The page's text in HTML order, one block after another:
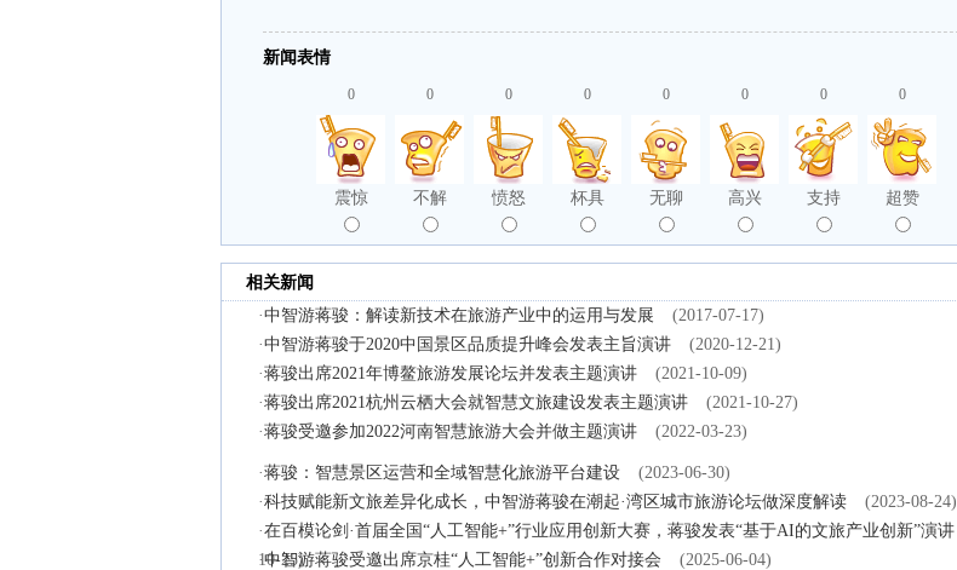
新闻表情
0
震惊
0
不解
0
愤怒
0
杯具
0
无聊
0
高兴
0
支持
0
超赞
相关新闻
·中智游蒋骏：解读新技术在旅游产业中的运用与发展
(2017-07-17)
·中智游蒋骏于2020中国景区品质提升峰会发表主旨演讲
(2020-12-21)
·蒋骏出席2021年博鳌旅游发展论坛并发表主题演讲
(2021-10-09)
·蒋骏出席2021杭州云栖大会就智慧文旅建设发表主题演讲
(2021-10-27)
·蒋骏受邀参加2022河南智慧旅游大会并做主题演讲 (2022-03-23)
·蒋骏：智慧景区运营和全域智慧化旅游平台建设
(2023-06-30)
·科技赋能新文旅差异化成长，中智游蒋骏在潮起·湾区城市旅游论坛做深度解读
(2023-08-24)
·在百模论剑·首届全国“人工智能+”行业应用创新大赛，蒋骏发表“基于AI的文旅产业创新”演讲
10-25)
·中智游蒋骏受邀出席京桂“人工智能+”创新合作对接会
(2025-06-04)